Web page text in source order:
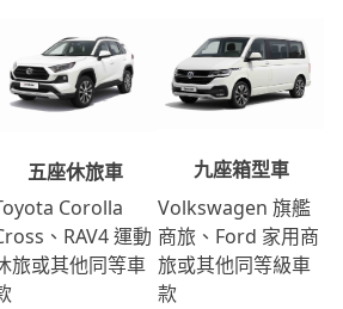
五座休旅車
Corolla
、RAV4 運動
旅或其他同等車
九座箱型車
Volkswagen 旗艦
商旅、Ford 家用商
旅或其他同等級車
款